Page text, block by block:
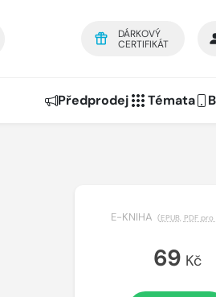
DÁRKOVÝ
CERTIFIKÁT
Předprodej Témata
E-KNIHA (EPUB, PDF
69 Kč